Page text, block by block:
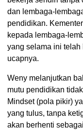
dan lembaga-
pendidikan.
kepada lembaga-
yang selama ini telah
ucapnya.
Weny melanjutkan
mutu pendidikan
Mindset (pola pikir)
yang tulus, tanpa
akan berhenti